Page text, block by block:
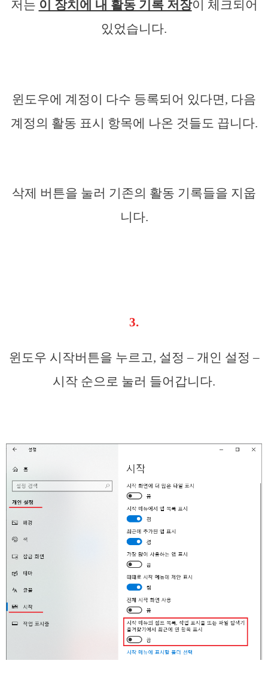
저는 이 장치에 내 활동 기록 저장이 체크되어
있었습니다.
윈도우에 계정이 다수 등록되어 있다면, 다음
계정의 활동 표시 항목에 나온 것들도 끕니다.
삭제 버튼을 눌러 기존의 활동 기록들을 지웁
니다.
3.
윈도우 시작버튼을 누르고, 설정 – 개인 설정 –
시작 순으로 눌러 들어갑니다.